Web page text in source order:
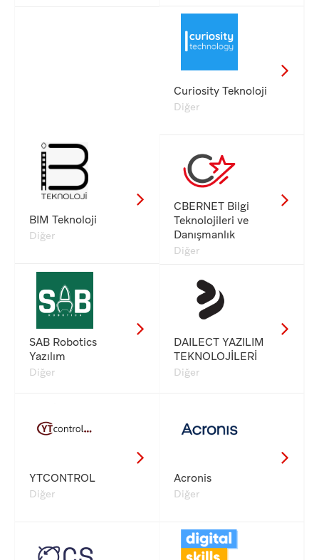
Curiosity Teknoloji
Diğer
BIM Teknoloji
Diğer
CBERNET Bilgi
Teknolojileri ve
Danışmanlık
Diğer
SAB Robotics
Yazılım
Diğer
DAILECT YAZILIM
TEKNOLOJİLERİ
Diğer
YTCONTROL
Diğer
Acronis
Diğer